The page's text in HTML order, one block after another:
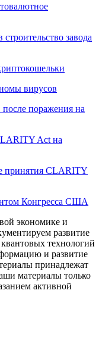
завода
вирусов
поражения на
Act на
принятия CLARITY
Конгресса США
экономике и
развитие
технологий
и развитие
принадлежат
материалы только
активной